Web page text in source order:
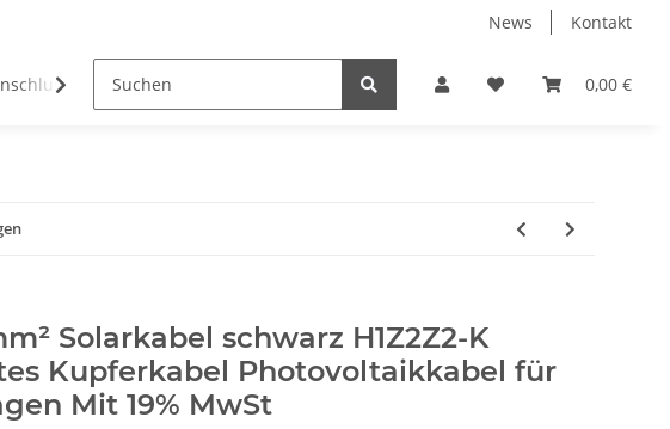
News Kontakt
0,00 €
Solarkabel schwarz H1Z2Z2-K
Kupferkabel Photovoltaikkabel für
Mit 19% MwSt